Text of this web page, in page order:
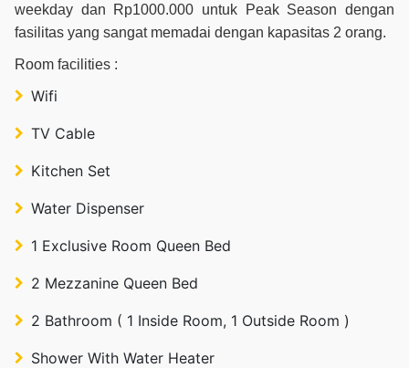
weekday dan Rp1000.000 untuk Peak Season dengan
fasilitas yang sangat memadai dengan kapasitas 2 orang.
Room facilities :
Wifi
TV Cable
Kitchen Set
Water Dispenser
1 Exclusive Room Queen Bed
2 Mezzanine Queen Bed
2 Bathroom ( 1 Inside Room, 1 Outside Room )
Shower With Water Heater